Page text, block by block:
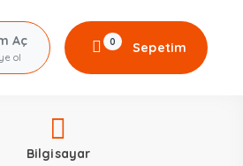
Aç
ol
0 Sepetim
Bilgisayar